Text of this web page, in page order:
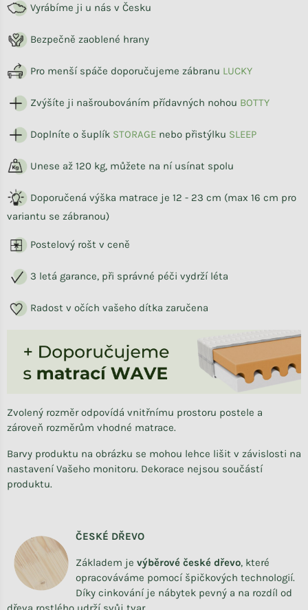
Vyrábíme ji u nás v Česku
Bezpečně zaoblené hrany
Pro menší spáče doporučujeme zábranu LUCKY
Zvýšíte ji našroubováním přídavných nohou BOTTY
Doplníte o šuplík STORAGE nebo přistýlku SLEEP
Unese až 120 kg, můžete na ní usínat spolu
Doporučená výška matrace je 12 - 23 cm (max 16 cm pro
variantu se zábranou)
Postelový rošt v ceně
3 letá garance, při správné péči vydrží léta
Radost v očích vašeho dítka zaručena
Zvolený rozměr odpovídá vnitřnímu prostoru postele a
zároveň rozměrům vhodné matrace.
Barvy produktu na obrázku se mohou lehce lišit v závislosti na
nastavení Vašeho monitoru. Dekorace nejsou součástí
produktu.
ČESKÉ DŘEVO
Základem je výběrové české dřevo, které
opracováváme pomocí špičkových technologií.
Díky cinkování je nábytek pevný a na rozdíl od